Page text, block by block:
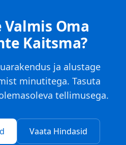
Valmis Oma
Kaitsma?
ja alustage
minutitega. Tasuta
tellimusega.
Vaata Hindasid